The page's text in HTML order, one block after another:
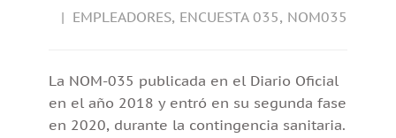
EMPLEADORES, ENCUESTA 035, NOM035
La NOM-035 publicada en el Diario Oficial
en el año 2018 y entró en su segunda fase
en 2020, durante la contingencia sanitaria.